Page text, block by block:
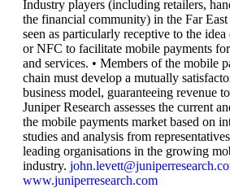
Industry players (including retailers,
the financial community) in the Far
seen as particularly receptive to the
or NFC to facilitate mobile payments
and services. • Members of the mobile
chain must develop a mutually
business model, guaranteeing revenue
Juniper Research assesses the current
the mobile payments market based on
studies and analysis from
leading organisations in the growing
industry.
www.juniperresearch.com